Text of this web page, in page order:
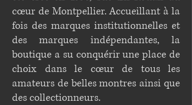
cœur de Montpellier. Accueillant à la
fois des marques institutionnelles et
des marques indépendantes, la
boutique a su conquérir une place de
choix dans le cœur de tous les
amateurs de belles montres ainsi que
des collectionneurs.